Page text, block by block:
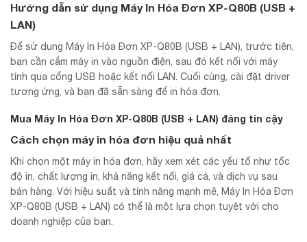
Hướng dẫn sử dụng Máy In Hóa Đơn XP-Q80B (USB +
LAN)
Để sử dụng Máy In Hóa Đơn XP-Q80B (USB + LAN), trước tiên,
bạn cần cắm máy in vào nguồn điện, sau đó kết nối với máy
tính qua cổng USB hoặc kết nối LAN. Cuối cùng, cài đặt driver
tương ứng, và bạn đã sẵn sàng để in hóa đơn.
Mua Máy In Hóa Đơn XP-Q80B (USB + LAN) đáng tin cậy
Cách chọn máy in hóa đơn hiệu quả nhất
Khi chọn một máy in hóa đơn, hãy xem xét các yếu tố như tốc
độ in, chất lượng in, khả năng kết nối, giá cả, và dịch vụ sau
bán hàng. Với hiệu suất và tính năng mạnh mẽ, Máy In Hóa Đơn
XP-Q80B (USB + LAN) có thể là một lựa chọn tuyệt vời cho
doanh nghiệp của bạn.